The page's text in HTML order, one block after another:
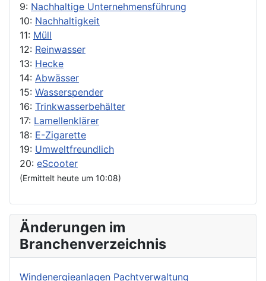
9: Nachhaltige Unternehmensführung
10: Nachhaltigkeit
11: Müll
12: Reinwasser
13: Hecke
14: Abwässer
15: Wasserspender
16: Trinkwasserbehälter
17: Lamellenklärer
18: E-Zigarette
19: Umweltfreundlich
20: eScooter
(Ermittelt heute um 10:08)
Änderungen im
Branchenverzeichnis
Windenergieanlagen Pachtverwaltung